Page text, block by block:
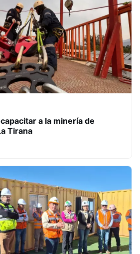
a la minería de
Tirana